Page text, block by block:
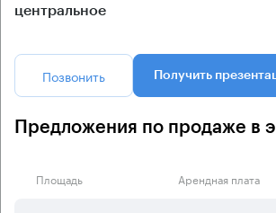
центральное
Позвонить Получить
Предложения по продаже в
Площадь Арендная плата